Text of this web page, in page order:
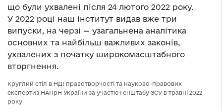
що були ухвалені після 24 лютого 2022 року.
У 2022 році наш інститут видав вже три
випуски, на черзі — узагальнена аналітика
основних та найбільш важливих законів,
ухвалених з початку широкомасштабного
вторгнення.
Круглий стіл в НДІ правотворчості та науково-правових
експертиз НАПрН України за участю Генштабу ЗСУ в травні 2022
року